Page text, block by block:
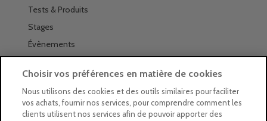
Tests & Produits
Stages
Évènements
Trouver nos magasins
La newsletter des magasins
Choisir vos préférences en matière de cookies
Nous utilisons des cookies et des outils similaires pour faciliter
vos achats, fournir nos services, pour comprendre comment les
clients utilisent nos services afin de pouvoir apporter des